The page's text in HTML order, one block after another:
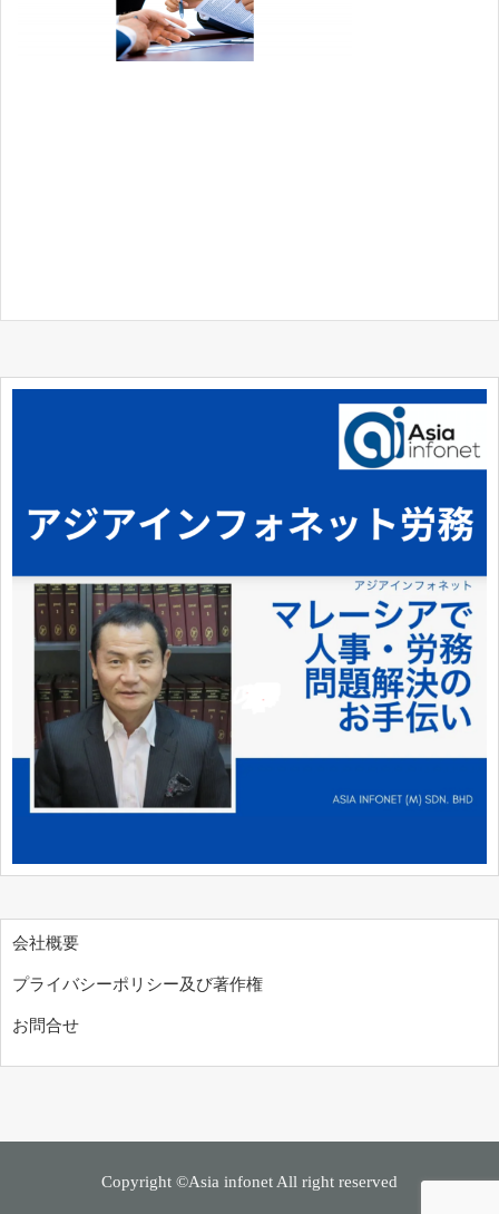
会社概要
プライバシーポリシー及び著作権
お問合せ
Copyright ©Asia infonet All right reserved